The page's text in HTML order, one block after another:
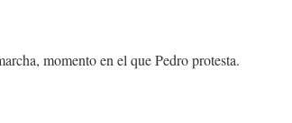
momento en el que Pedro protesta.